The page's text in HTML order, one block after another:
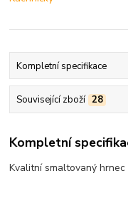
Kompletní specifikace
Související zboží 28
Kompletní
Kvalitní smaltovaný hrnec